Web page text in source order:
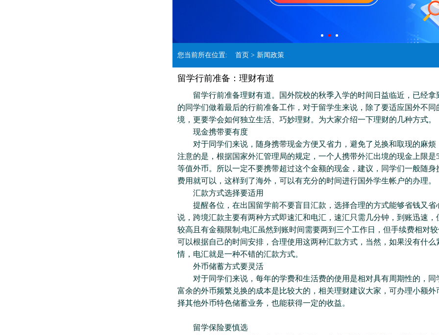
您当前所在位置: 首页 > 新闻政策
留学行前准备：理财有道
留学行前准备理财有道。国外院校的秋季入学的时间日益临近，已经拿
的同学们做着最后的行前准备工作，对于留学生来说，除了要适应国外不同
境，更要学会如何独立生活、巧妙理财。为大家介绍一下理财的几种方式。
现金携带要有度
对于同学们来说，随身携带现金方便又省力，避免了兑换和取现的麻烦
注意的是，根据国家外汇管理局的规定，一个人携带外汇出境的现金上限是
等值外币。所以一定不要携带超过这个金额的现金，建议，同学们一般随身
费用就可以，这样到了海外，可以有充分的时间进行国外学生帐户的办理。
汇款方式选择要适用
提醒各位，在出国留学前不要盲目汇款，选择合理的方式能够省钱又省
说，跨境汇款主要有两种方式即速汇和电汇，速汇只需几分钟，到账迅速，
较高且有金额限制;电汇虽然到账时间需要两到三个工作日，但手续费相对
可以根据自己的时间安排，合理使用这两种汇款方式，当然，如果没有什么
情，电汇就是一种不错的汇款方式。
外币储蓄方式要灵活
对于同学们来说，每年的学费和生活费的使用是相对具有周期性的，同
富余的外币频繁兑换的成本是比较大的，相关理财建议大家，可办理小额外
择其他外币特色储蓄业务，也能获得一定的收益。
留学保险要慎选